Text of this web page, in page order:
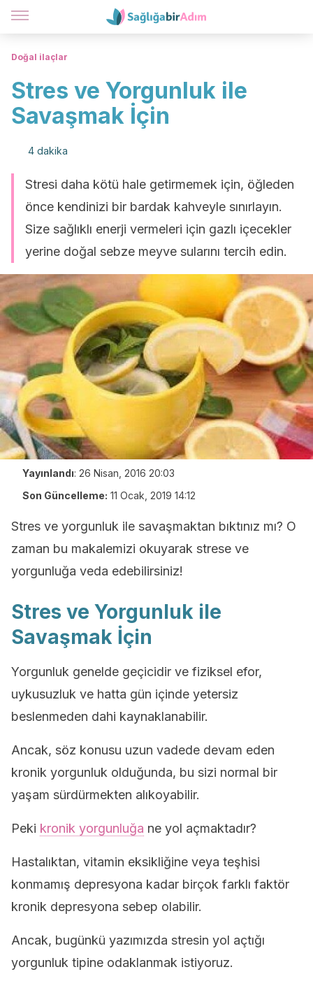
Doğal ilaçlar
Stres ve Yorgunluk ile
Savaşmak İçin
4 dakika
Stresi daha kötü hale getirmemek için, öğleden
önce kendinizi bir bardak kahveyle sınırlayın.
Size sağlıklı enerji vermeleri için gazlı içecekler
yerine doğal sebze meyve sularını tercih edin.
Yayınlandı: 26 Nisan, 2016 20:03
Son Güncelleme: 11 Ocak, 2019 14:12
Stres ve yorgunluk ile savaşmaktan bıktınız mı? O
zaman bu makalemizi okuyarak strese ve
yorgunluğa veda edebilirsiniz!
Stres ve Yorgunluk ile
Savaşmak İçin
Yorgunluk genelde geçicidir ve fiziksel efor,
uykusuzluk ve hatta gün içinde yetersiz
beslenmeden dahi kaynaklanabilir.
Ancak, söz konusu uzun vadede devam eden
kronik yorgunluk olduğunda, bu sizi normal bir
yaşam sürdürmekten alıkoyabilir.
Peki kronik yorgunluğa ne yol açmaktadır?
Hastalıktan, vitamin eksikliğine veya teşhisi
konmamış depresyona kadar birçok farklı faktör
kronik depresyona sebep olabilir.
Ancak, bugünkü yazımızda stresin yol açtığı
yorgunluk tipine odaklanmak istiyoruz.